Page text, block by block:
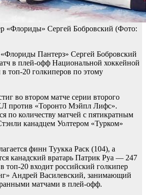
«Флориды» Сергей Бобровский (Фото:
Пантерз» Сергей Бобровский
в плей-офф Национальной хоккейной
топ-20 голкиперов по этому
во втором матче серии второго
против «Торонто Мэйпл Лифс».
по количеству матчей с пятикратным
канадцем Уолтером «Турком»
финн Туукка Раск (104), а
канадский вратарь Патрик Руа — 247
топ-20 входит российский голкипер
Андрей Василевский, занимающий
матчами в плей-офф.